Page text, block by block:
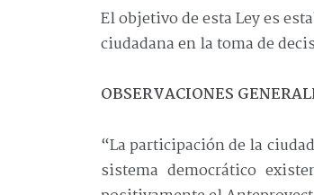
El objetivo de esta Ley es
ciudadana en la toma de
OBSERVACIONES
“La participación de la
sistema democrático